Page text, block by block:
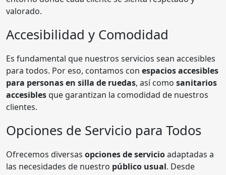
valorado.
Accesibilidad y Comodidad
Es fundamental que nuestros servicios sean accesibles
para todos. Por eso, contamos con espacios accesibles
para personas en silla de ruedas, así como sanitarios
accesiblesque garantizan la comodidad de nuestros
clientes.
Opciones de Servicio para Todos
Ofrecemos diversas opciones de servicioadaptadas a
las necesidades de nuestro público usual. Desde